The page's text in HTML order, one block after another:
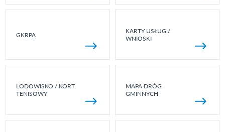
GKRPA
KARTY USŁUG /
WNIOSKI
LODOWISKO / KORT
TENISOWY
MAPA DRÓG
GMINNYCH